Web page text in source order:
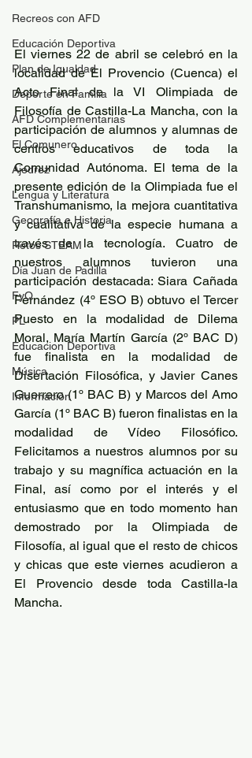
Recreos con AFD
Educación Deportiva
Plan de Igualdad
Deporte en Familia
AFD Complementarias
El Comunero
Ajedrez
Lengua y Literatura
Geografía e Historia
Retos STEAM
Día Juan de Padilla
FyQ
PL
Educacion Deportiva
Música
Información
El viernes 22 de abril se celebró en la
localidad de El Provencio (Cuenca) el
Acto Final de la VI Olimpiada de
Filosofía de Castilla-La Mancha, con la
participación de alumnos y alumnas de
centros educativos de toda la
Comunidad Autónoma. El tema de la
presente edición de la Olimpiada fue el
Transhumanismo, la mejora cuantitativa
y cualitativa de la especie humana a
través de la tecnología. Cuatro de
nuestros alumnos tuvieron una
participación destacada: Siara Cañada
Fernández (4º ESO B) obtuvo el Tercer
Puesto en la modalidad de Dilema
Moral, María Martín García (2º BAC D)
fue finalista en la modalidad de
Disertación Filosófica, y Javier Canes
Guerrero (1º BAC B) y Marcos del Amo
García (1º BAC B) fueron finalistas en la
modalidad de Vídeo Filosófico.
Felicitamos a nuestros alumnos por su
trabajo y su magnífica actuación en la
Final, así como por el interés y el
entusiasmo que en todo momento han
demostrado por la Olimpiada de
Filosofía, al igual que el resto de chicos
y chicas que este viernes acudieron a
El Provencio desde toda Castilla-la
Mancha.